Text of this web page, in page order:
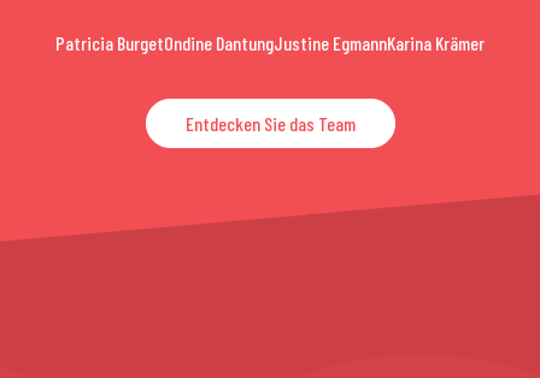
Patricia BurgetOndine DantungJustine EgmannKarina Krämer
Entdecken Sie das Team